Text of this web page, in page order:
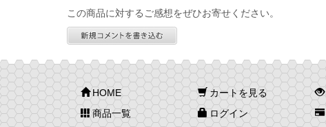
この商品に対するご感想をぜひお寄せください。
HOME
商品一覧
カートを見る
ログイン